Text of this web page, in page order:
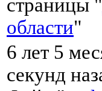
страницы "
области"
6 лет 5
секунд